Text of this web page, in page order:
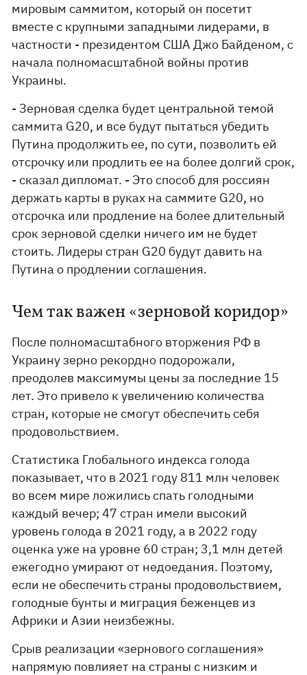
мировым саммитом, который он посетит
вместе с крупными западными лидерами, в
частности - президентом США Джо Байденом, с
начала полномасштабной войны против
Украины.
- Зерновая сделка будет центральной темой
саммита G20, и все будут пытаться убедить
Путина продолжить ее, по сути, позволить ей
отсрочку или продлить ее на более долгий срок,
- сказал дипломат. - Это способ для россиян
держать карты в руках на саммите G20, но
отсрочка или продление на более длительный
срок зерновой сделки ничего им не будет
стоить. Лидеры стран G20 будут давить на
Путина о продлении соглашения.
Чем так важен «зерновой коридор»
После полномасштабного вторжения РФ в
Украину зерно рекордно подорожали,
преодолев максимумы цены за последние 15
лет. Это привело к увеличению количества
стран, которые не смогут обеспечить себя
продовольствием.
Статистика Глобального индекса голода
показывает, что в 2021 году 811 млн человек
во всем мире ложились спать голодными
каждый вечер; 47 стран имели высокий
уровень голода в 2021 году, а в 2022 году
оценка уже на уровне 60 стран; 3,1 млн детей
ежегодно умирают от недоедания. Поэтому,
если не обеспечить страны продовольствием,
голодные бунты и миграция беженцев из
Африки и Азии неизбежны.
Срыв реализации «зернового соглашения»
напрямую повлияет на страны с низким и